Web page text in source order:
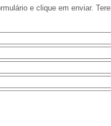
e clique em enviar.